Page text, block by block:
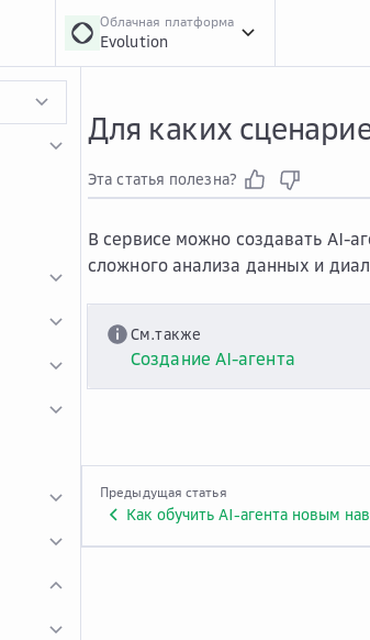
Облачная платформа
Evolution
Для каких
Эта статья полезна?
В сервисе можно создавать AI-
сложного анализа данных и
См.также
Создание AI-агента
Предыдущая статья
Как обучить AI-агента новым